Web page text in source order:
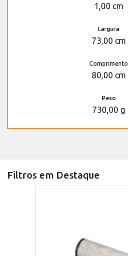
1,00 cm
Largura
73,00 cm
Comprimento
80,00 cm
Peso
730,00 g
Filtros em Destaque